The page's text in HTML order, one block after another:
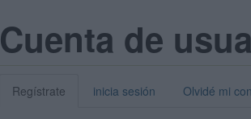
Cuenta de
Regístrate inicia sesión Olvidé mi